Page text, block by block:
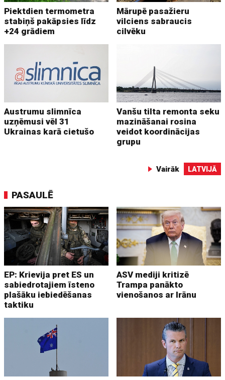
Piektdien termometra
stabiņš pakāpsies līdz
+24 grādiem
Mārupē pasažieru
vilciens sabraucis
cilvēku
Austrumu slimnīca
uzņēmusi vēl 31
Ukrainas karā cietušo
Vanšu tilta remonta seku
mazināšanai rosina
veidot koordinācijas
grupu
Vairāk LATVIJĀ
PASAULĒ
EP: Krievija pret ES un
sabiedrotajiem īsteno
plašāku iebiedēšanas
taktiku
ASV mediji kritizē
Trampa panākto
vienošanos ar Irānu